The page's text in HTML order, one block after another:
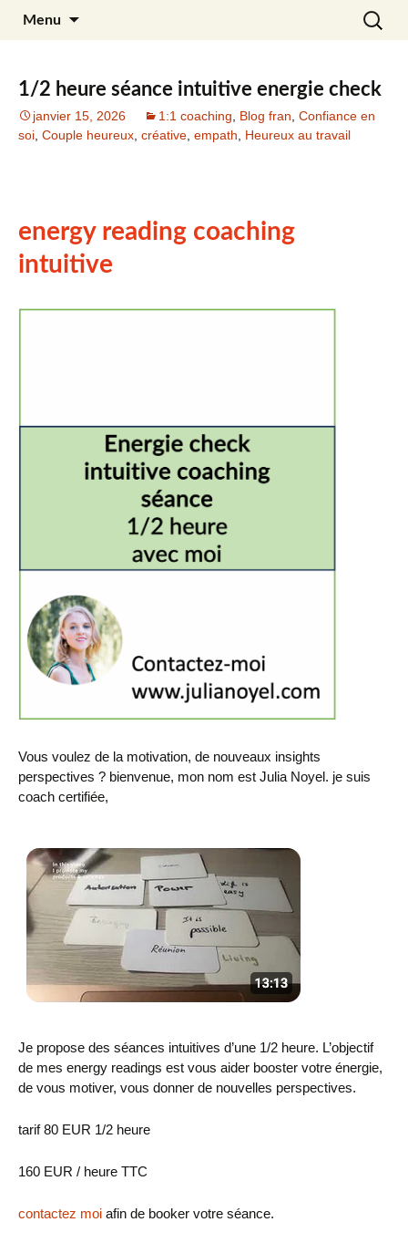
Julia Noyel
Menu
1/2 heure séance intuitive energie check
janvier 15, 2026 1:1 coaching Blog fran Confiance en
soi Couple heureux créative empath Heureux au travail
energy reading coaching
intuitive
Vous voulez de la motivation, de nouveaux insights
perspectives ? bienvenue, mon nom est Julia Noyel. je suis
coach certifiée,
Je propose des séances intuitives d’une 1/2 heure. L’objectif
de mes energy readings est vous aider booster votre énergie,
de vous motiver, vous donner de nouvelles perspectives.
tarif 80 EUR 1/2 heure
160 EUR / heure TTC
contactez moi afin de booker votre séance.